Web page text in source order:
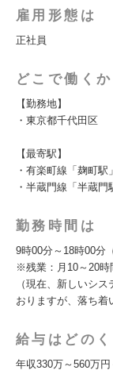
雇用形態は
正社員
どこで働くか
【勤務地】
・東京都千代田区
【最寄駅】
・有楽町線「麹町駅」
・半蔵門線「半蔵門
勤務時間は
9時00分～18時00分
※残業：月10～20時
（現在、新しいシ
おりますが、落ち着
給与はどの
年収330万～560万